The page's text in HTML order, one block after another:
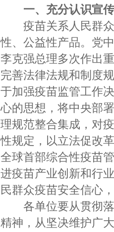
一、充分认识宣
疫苗关系人民群众
性、公益性产品。党
李克强总理多次作出
完善法律法规和制度
于加强疫苗监管工作
心的思想，将中央部
理规范整合集成，对
性规定，以立法促改
全球首部综合性疫苗
进疫苗产业创新和行
民群众疫苗安全信心
各单位要从贯彻落
精神，从坚决维护广